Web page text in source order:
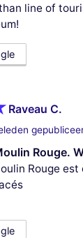
line of
Raveau C.
Rouge.
Rouge